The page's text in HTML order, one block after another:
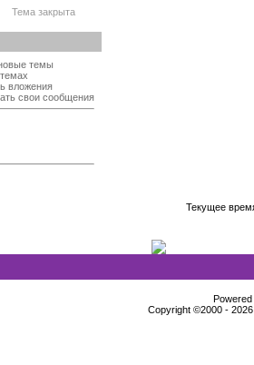
Тема закрыта
темы
вложения
свои сообщения
Текущее
Copyright ©2000 -